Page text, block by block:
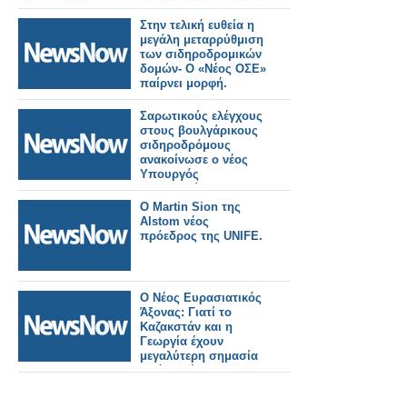
Στην τελική ευθεία η
μεγάλη μεταρρύθμιση
των σιδηροδρoμικών
δομών- Ο «Νέος ΟΣΕ»
παίρνει μορφή.
Σαρωτικούς ελέγχους
στους βουλγάρικους
σιδηροδρόμους
ανακοίνωσε ο νέος
Υπουργός
Μεταφορών.
Ο Martin Sion της
Alstom νέος
πρόεδρος της UNIFE.
Ο Νέος Ευρασιατικός
Άξονας: Γιατί το
Καζακστάν και η
Γεωργία έχουν
μεγαλύτερη σημασία
από ποτέ.